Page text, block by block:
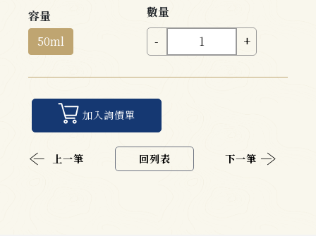
容量
50ml
數量
-
+
加入詢價單
上一筆 回列表 下一筆